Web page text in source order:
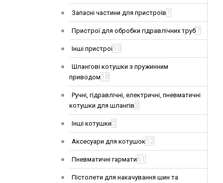
Запасні частини для пристроїв 1
Пристрої для обробки гідравлічних труб7
Інші пристрої 10
Шлангові котушки з пружинним
приводом 18
Ручні, гідравлічні, електричні, пневматичні
котушки для шлангів 2
Інші котушки 2
Аксесуари для котушок 12
Пневматичні гармати 61
Пістолети для накачування шин та